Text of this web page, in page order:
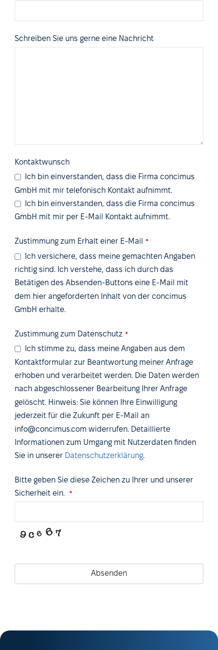
Schreiben Sie uns gerne eine Nachricht
Kontaktwunsch
Ich bin einverstanden, dass die Firma concimus
GmbH mit mir telefonisch Kontakt aufnimmt.
Ich bin einverstanden, dass die Firma concimus
GmbH mit mir per E-Mail Kontakt aufnimmt.
Zustimmung zum Erhalt einer E-Mail *
Ich versichere, dass meine gemachten Angaben
richtig sind. Ich verstehe, dass ich durch das
Betätigen des Absenden-Buttons eine E-Mail mit
dem hier angeforderten Inhalt von der concimus
GmbH erhalte.
Zustimmung zum Datenschutz *
Ich stimme zu, dass meine Angaben aus dem
Kontaktformular zur Beantwortung meiner Anfrage
erhoben und verarbeitet werden. Die Daten werden
nach abgeschlossener Bearbeitung Ihrer Anfrage
gelöscht. Hinweis: Sie können Ihre Einwilligung
jederzeit für die Zukunft per E-Mail an
info@concimus.com widerrufen. Detaillierte
Informationen zum Umgang mit Nutzerdaten finden
Sie in unserer Datenschutzerklärung.
Bitte geben Sie diese Zeichen zu Ihrer und unserer
Sicherheit ein.
*
Absenden